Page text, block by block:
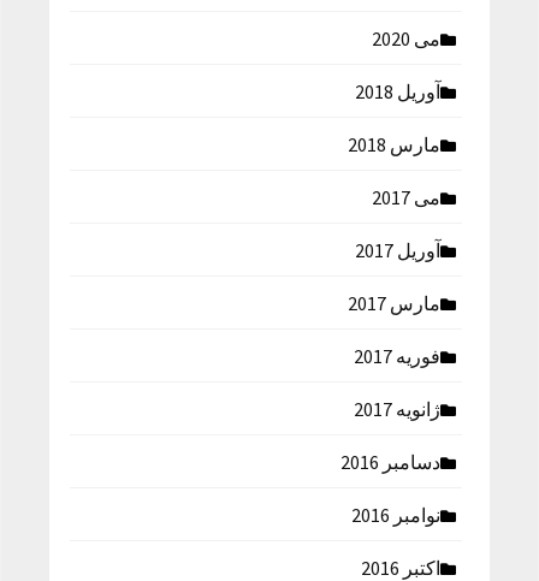
می 2020
آوریل 2018
مارس 2018
می 2017
آوریل 2017
مارس 2017
فوریه 2017
ژانویه 2017
دسامبر 2016
نوامبر 2016
اکتبر 2016